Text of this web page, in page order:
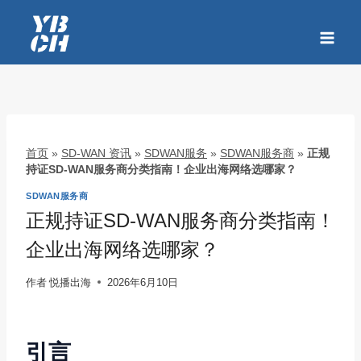
容
首页 » SD-WAN 资讯 » SDWAN服务 » SDWAN服务商 » 正规
持证SD-WAN服务商分类指南！企业出海网络选哪家？
SDWAN服务商
正规持证SD-WAN服务商分类指南！
企业出海网络选哪家？
作者 悦播出海 2026年6月10日
引言